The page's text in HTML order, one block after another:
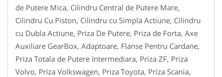
de Putere Mica, Cilindru Central de Putere Mare,
Cilindru Cu Piston, Cilindru cu Simpla Actiune, Cilindru
cu Dubla Actiune, Priza De Putere, Priza de Forta, Axe
Auxiliare GearBox, Adaptoare, Flanse Pentru Cardane,
Priza Totala de Putere Intermediara, Priza ZF, Priza
Volvo, Priza Volkswagen, Priza Toyota, Priza Scania,